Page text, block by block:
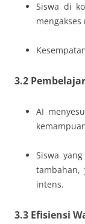
Siswa di
3.2
AI
Siswa
intens.
3.3 Efisiensi